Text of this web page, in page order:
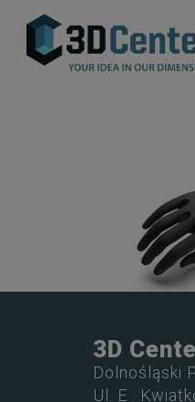
3D
Dolnośląski
Ul. E .